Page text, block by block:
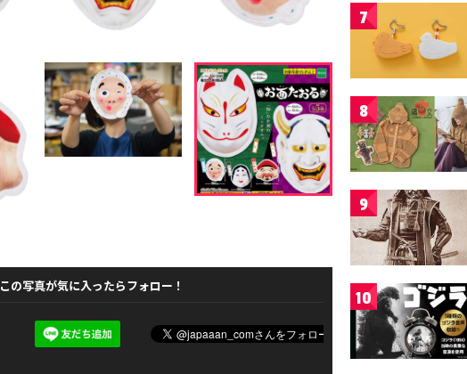
この写真が気に入ったらフォロー！
7
8
9
10